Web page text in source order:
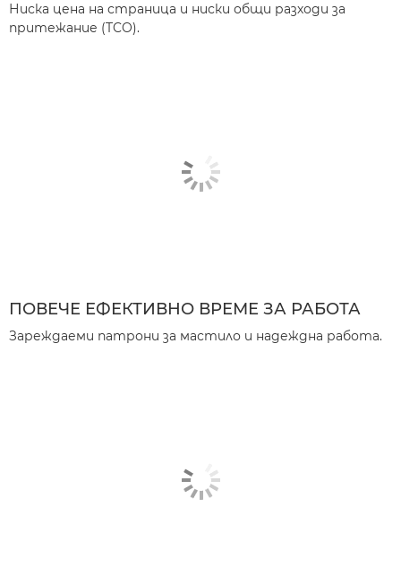
Ниска цена на страница и ниски общи разходи за
притежание (TCO).
ПОВЕЧЕ ЕФЕКТИВНО ВРЕМЕ ЗА РАБОТА
Зареждаеми патрони за мастило и надеждна работа.